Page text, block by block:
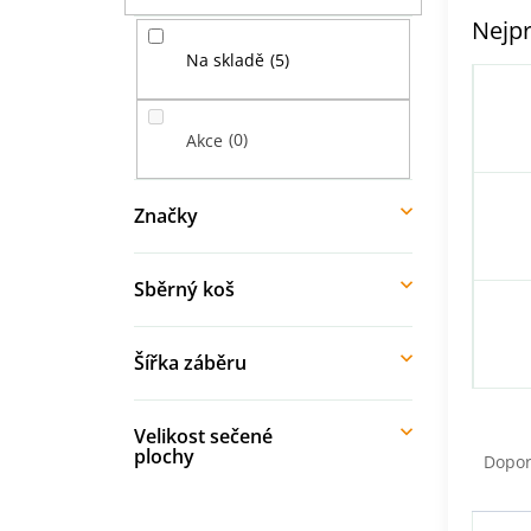
Na skladě 5
Akce 0
Značky
Sběrný koš
Šířka záběru
Velikost sečené
plochy
e
V